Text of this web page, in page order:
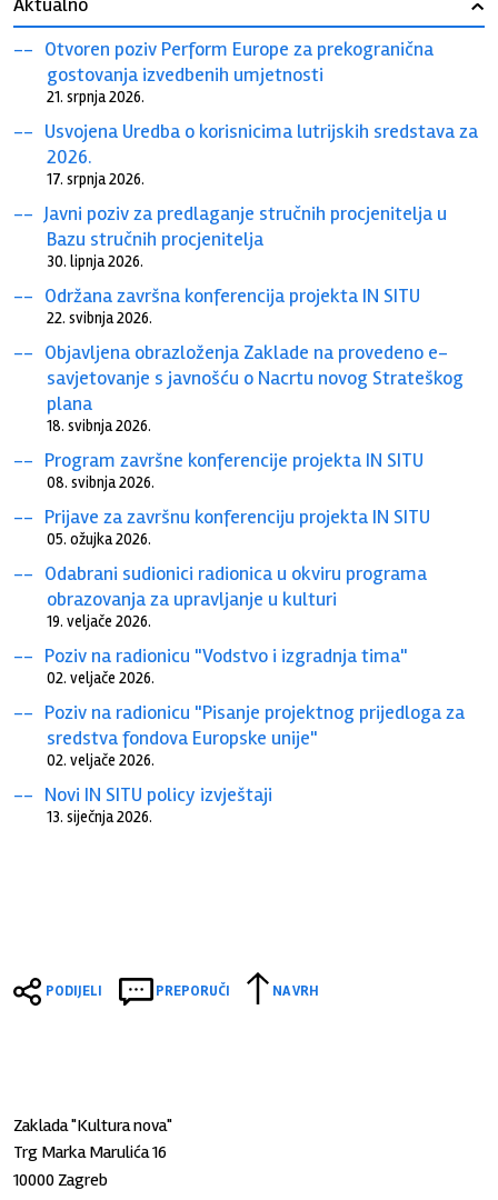
›
Otvoren poziv Perform Europe za prekogranična
gostovanja izvedbenih umjetnosti
21. srpnja 2026.
Usvojena Uredba o korisnicima lutrijskih sredstava za
2026.
17. srpnja 2026.
Javni poziv za predlaganje stručnih procjenitelja u
Bazu stručnih procjenitelja
30. lipnja 2026.
Održana završna konferencija projekta IN SITU
22. svibnja 2026.
Objavljena obrazloženja Zaklade na provedeno e-
savjetovanje s javnošću o Nacrtu novog Strateškog
plana
18. svibnja 2026.
Program završne konferencije projekta IN SITU
08. svibnja 2026.
Prijave za završnu konferenciju projekta IN SITU
05. ožujka 2026.
Odabrani sudionici radionica u okviru programa
obrazovanja za upravljanje u kulturi
19. veljače 2026.
Poziv na radionicu "Vodstvo i izgradnja tima"
02. veljače 2026.
Poziv na radionicu "Pisanje projektnog prijedloga za
sredstva fondova Europske unije"
02. veljače 2026.
Novi IN SITU policy izvještaji
13. siječnja 2026.
PODIJELI PREPORUČI NA VRH
Zaklada "Kultura nova"
Trg Marka Marulića 16
10000 Zagreb